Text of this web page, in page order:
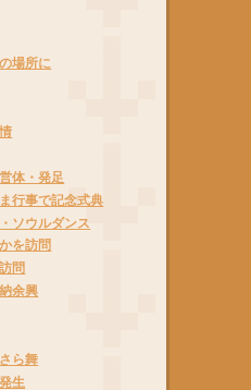
場所に
体・発足
行事で記念式典
ソウルダンス
を訪問
問
余興
ら舞
生